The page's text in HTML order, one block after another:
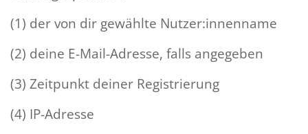
(1) der von dir gewählte Nutzer:innenname
(2) deine E-Mail-Adresse, falls angegeben
(3) Zeitpunkt deiner Registrierung
(4) IP-Adresse